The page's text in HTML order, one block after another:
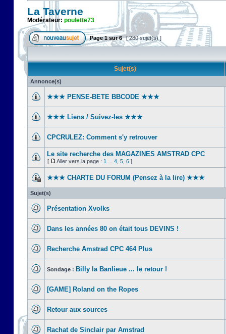
La Taverne
Modérateur: poulette73
Page1sur6 [ 280 sujet(s) ]
Sujet(s)
Annonce(s)
★★★ PENSE-BETE BBCODE ★★★
★★★ Liens / Suivez-les ★★★
CPCRULEZ: Comment s'y retrouver‎
Le site recherche des MAGAZINES AMSTRAD CPC
[ Aller vers la page : 1 4 5 6 ]
★★★ CHARTE DU FORUM (Pensez à la lire) ★★★
Sujet(s)
Présentation Xvolks
Dans les années 80 on était tous DEVINS !
Recherche Amstrad CPC 464 Plus
Sondage : Billy la Banlieue ... le retour !
[GAME] Roland on the Ropes
Retour aux sources
Rachat de Sinclair par Amstrad